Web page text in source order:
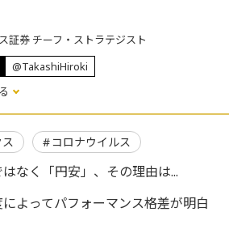
証券 チーフ・ストラテジスト
@TakashiHiroki
コロナウイルス
なく「円安」、その理由は...
よってパフォーマンス格差が明白